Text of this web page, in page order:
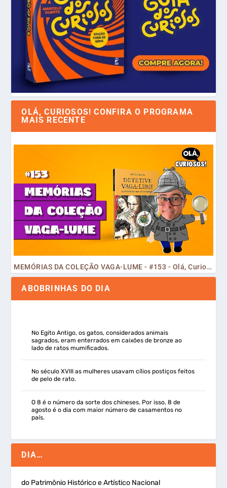
OLÁ, CURIOSOS! CONFIRA O PROGRAMA
MAIS RECENTE
MEMÓRIAS DA COLEÇÃO VAGA-LUME - #153 - Olá, Curiosos! 2023
ABOBRINHAS DO DIA
No Egito Antigo, os gatos, considerados animais
sagrados, eram enterrados em caixões de bronze ao
lado de ratos mumificados.
No século XVIII as mulheres usavam cílios postiços feitos
de pelo de rato.
O 8 é o número da sorte dos chineses. Por isso, 8 de
agosto é o dia com maior número de casamentos no
país.
DIA…
do Patrimônio Histórico e Artístico Nacional